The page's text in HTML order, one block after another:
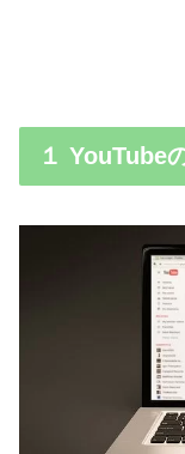
１ YouTube